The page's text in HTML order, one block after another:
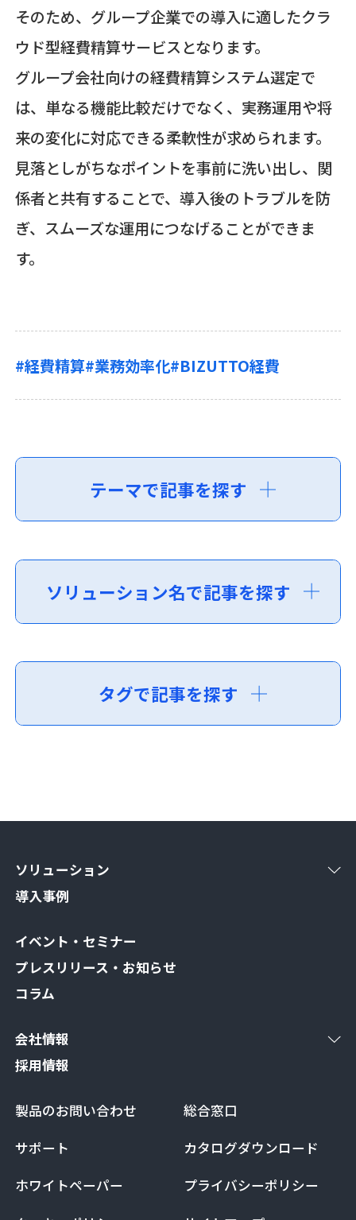
そのため、グループ企業での導入に適したクラ
ウド型経費精算サービスとなります。
グループ会社向けの経費精算システム選定で
は、単なる機能比較だけでなく、実務運用や将
来の変化に対応できる柔軟性が求められます。
見落としがちなポイントを事前に洗い出し、関
係者と共有することで、導入後のトラブルを防
ぎ、スムーズな運用につなげることができま
す。
#経費精算#業務効率化#BIZUTTO経費
テーマで記事を探す
ソリューション名で記事を探す
タグで記事を探す
ソリューション
導入事例
イベント・セミナー
プレスリリース・お知らせ
コラム
会社情報
採用情報
製品のお問い合わせ
総合窓口
サポート
カタログダウンロード
ホワイトペーパー
プライバシーポリシー